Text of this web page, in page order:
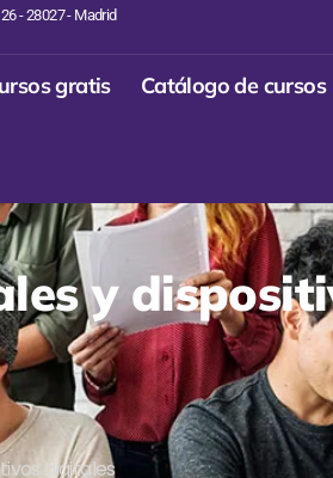
- 28027 - Madrid
gratis Catálogo de cursos
y
digitales